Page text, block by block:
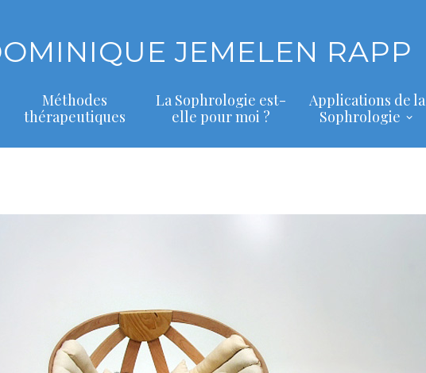
JEMELEN RAPP
Méthodes
thérapeutiques
La Sophrologie est-
elle pour moi ?
Applications de la
Sophrologie